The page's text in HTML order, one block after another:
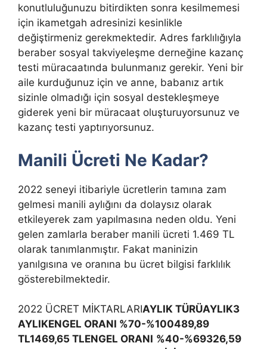
konutluluğunuzu bitirdikten sonra kesilmemesi
için ikametgah adresinizi kesinlikle
değiştirmeniz gerekmektedir. Adres farklılığıyla
beraber sosyal takviyeleşme derneğine kazanç
testi müracaatında bulunmanız gerekir. Yeni bir
aile kurduğunuz için ve anne, babanız artık
sizinle olmadığı için sosyal destekleşmeye
giderek yeni bir müracaat oluşturuyorsunuz ve
kazanç testi yaptırıyorsunuz.
Manili Ücreti Ne Kadar?
2022 seneyi itibariyle ücretlerin tamına zam
gelmesi manili aylığını da dolaysız olarak
etkileyerek zam yapılmasına neden oldu. Yeni
gelen zamlarla beraber manili ücreti 1.469 TL
olarak tanımlanmıştır. Fakat maninizin
yanılgısına ve oranına bu ücret bilgisi farklılık
gösterebilmektedir.
2022 ÜCRET MİKTARLARIAYLIK TÜRÜAYLIK3
AYLIKENGEL ORANI %70-%100489,89
TL1469,65 TLENGEL ORANI %40-%69326,59